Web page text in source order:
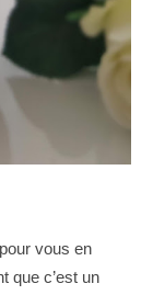
vous en
que c’est un